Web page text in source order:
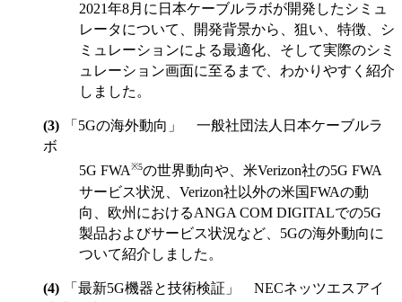
2021年8月に日本ケーブルラボが開発したシミュ
レータについて、開発背景から、狙い、特徴、シ
ミュレーションによる最適化、そして実際のシミ
ュレーション画面に至るまで、わかりやすく紹介
しました。
「5Gの海外動向」 一般社団法人日本ケーブルラ
ボ
5G FWA※5の世界動向や、米Verizon社の5G FWA
サービス状況、Verizon社以外の米国FWAの動
向、欧州におけるANGA COM DIGITALでの5G
製品およびサービス状況など、5Gの海外動向に
ついて紹介しました。
「最新5G機器と技術検証」 NECネッツエスアイ